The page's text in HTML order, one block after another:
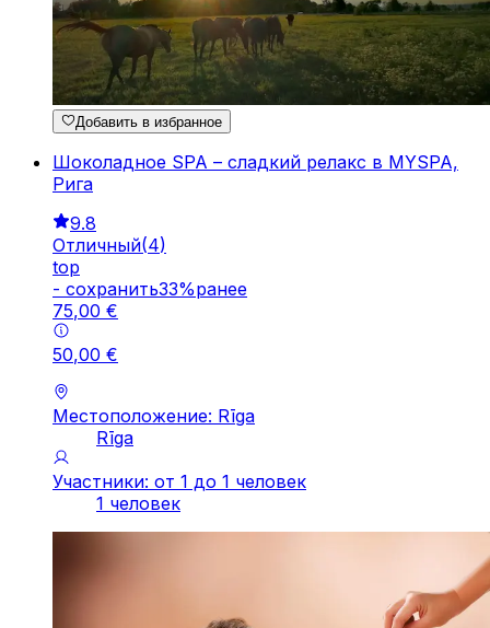
Добавить в избранное
Шоколадное SPA – сладкий релакс в MYSPA,
Рига
9.8
Отличный(4)
top
- cохранить33%ранее
75,00 €
50,00 €
Местоположение: Rīga
Rīga
Участники: от 1 до 1 человек
1 человек